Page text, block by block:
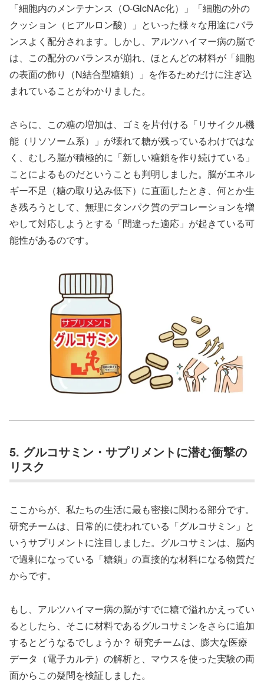
「細胞内のメンテナンス（O-GlcNAc化）」「細胞の外の
クッション（ヒアルロン酸）」といった様々な用途にバラ
ンスよく配分されます。しかし、アルツハイマー病の脳で
は、この配分のバランスが崩れ、ほとんどの材料が「細胞
の表面の飾り（N結合型糖鎖）」を作るためだけに注ぎ込
まれていることがわかりました。
さらに、この糖の増加は、ゴミを片付ける「リサイクル機
能（リソソーム系）」が壊れて糖が残っているわけではな
く、むしろ脳が積極的に「新しい糖鎖を作り続けている」
ことによるものだということも判明しました。脳がエネル
ギー不足（糖の取り込み低下）に直面したとき、何とか生
き残ろうとして、無理にタンパク質のデコレーションを増
やして対応しようとする「間違った適応」が起きている可
能性があるのです。
5. グルコサミン・サプリメントに潜む衝撃の
リスク
ここからが、私たちの生活に最も密接に関わる部分です。
研究チームは、日常的に使われている「グルコサミン」と
いうサプリメントに注目しました。グルコサミンは、脳内
で過剰になっている「糖鎖」の直接的な材料になる物質だ
からです。
もし、アルツハイマー病の脳がすでに糖で溢れかえってい
るとしたら、そこに材料であるグルコサミンをさらに追加
するとどうなるでしょうか？ 研究チームは、膨大な医療
データ（電子カルテ）の解析と、マウスを使った実験の両
面からこの疑問を検証しました。